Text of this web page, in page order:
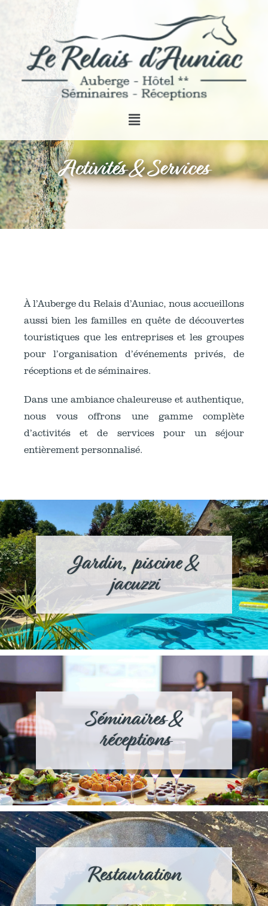
Activités & Services
À l’Auberge du Relais d’Auniac, nous accueillons
aussi bien les familles en quête de découvertes
touristiques que les entreprises et les groupes
pour l’organisation d’événements privés, de
réceptions et de séminaires.
Dans une ambiance chaleureuse et authentique,
nous vous offrons une gamme complète
d’activités et de services pour un séjour
entièrement personnalisé.
Jardin, piscine &
jacuzzi
Séminaires &
réceptions
Restauration